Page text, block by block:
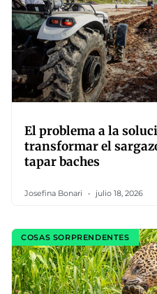
El problema a la
transformar el
tapar baches
Josefina Bonari julio 18, 2026
COSAS SORPRENDENTES